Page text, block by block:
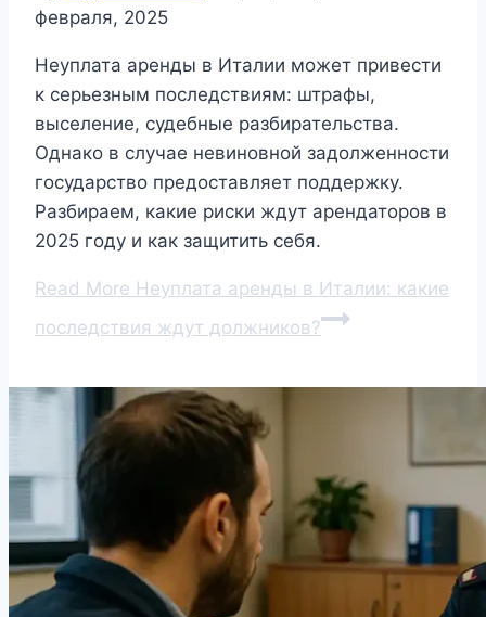
февраля, 2025
Неуплата аренды в Италии может привести
к серьезным последствиям: штрафы,
выселение, судебные разбирательства.
Однако в случае невиновной задолженности
государство предоставляет поддержку.
Разбираем, какие риски ждут арендаторов в
2025 году и как защитить себя.
Read More Неуплата аренды в Италии: какие
последствия ждут должников?